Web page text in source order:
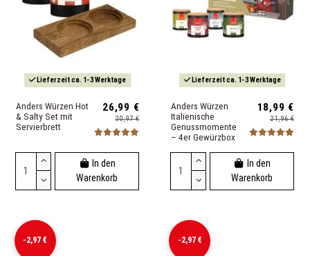
Lieferzeit ca. 1-3 Werktage
Anders Würzen Hot
& Salty Set mit
Servierbrett
26,99 €
30,97 €
In den
Warenkorb
Lieferzeit ca. 1-3 Werktage
Anders Würzen
Italienische
Genussmomente
– 4er Gewürzbox
18,99 €
21,96 €
In den
Warenkorb
-2,97 € -2,97 €